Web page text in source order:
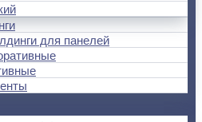
для панелей